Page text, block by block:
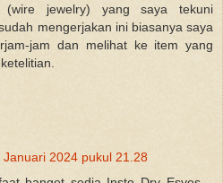
(wire jewelry) yang saya tekuni
mengerjakan ini biasanya saya
jam dan melihat ke item yang
Januari 2024 pukul 21.28